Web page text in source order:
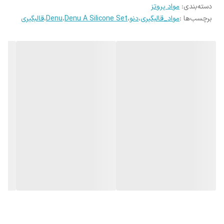
دسته‌بندی: مواد پروتز
برچسب‌ها :مواد_قالبگیری،دنو،Denu A Silicone Set،Denu،قالبگیری